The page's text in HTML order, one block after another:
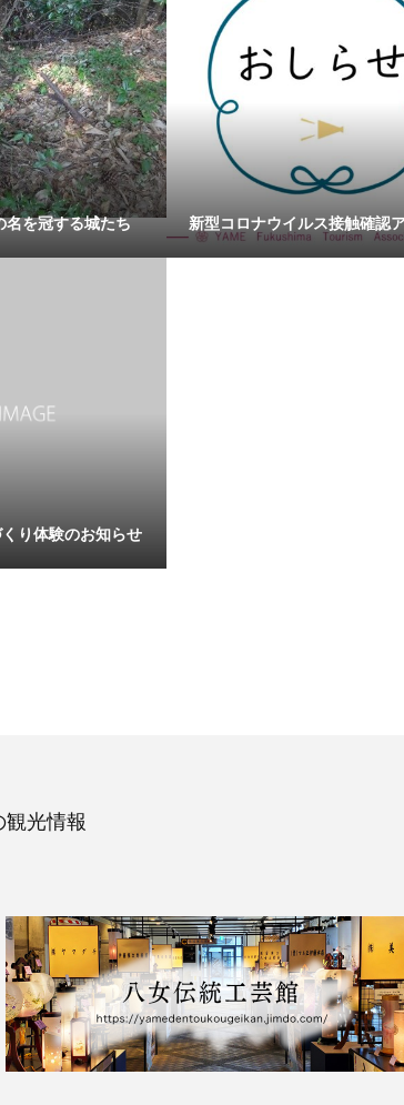
を冠する城たち 新型コロナウイルス接触確認
り体験のお知らせ
光情報